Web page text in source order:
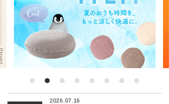
search
contact_support よくある質問
052-241-3103
schedule 2026.07.16